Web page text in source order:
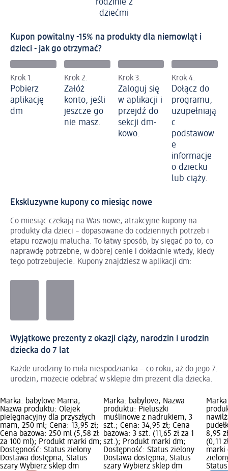
rodzinie z
dziećmi
Kupon powitalny -15% na produkty dla niemowląt i
dzieci - jak go otrzymać?
Krok 1.
Pobierz
aplikację
dm
Krok 2.
Załóż
konto, jeśli
jeszcze go
nie masz.
Krok 3.
Zaloguj się
w aplikacji i
przejdź do
sekcji dm-
kowo.
Krok 4.
Dołącz do
programu,
uzupełniają
c
podstawow
e
informacje
o dziecku
lub ciąży.
Ekskluzywne kupony co miesiąc nowe
Co miesiąc czekają na Was nowe, atrakcyjne kupony na
produkty dla dzieci – dopasowane do codziennych potrzeb i
etapu rozwoju malucha. To łatwy sposób, by sięgać po to, co
naprawdę potrzebne, w dobrej cenie i dokładnie wtedy, kiedy
tego potrzebujecie. Kupony znajdziesz w aplikacji dm:
Wyjątkowe prezenty z okazji ciąży, narodzin i urodzin
dziecka do 7 lat
Każde urodziny to miła niespodzianka – co roku, aż do jego 7.
urodzin, możecie odebrać w sklepie dm prezent dla dziecka.
Marka: babylove Mama;
Nazwa produktu: Olejek
pielęgnacyjny dla przyszłych
mam, 250 ml; Cena: 13,95 zł;
Cena bazowa: 250 ml (5,58 zł
za 100 ml); Produkt marki dm;
Dostępność: Status zielony
Dostawa dostępna, Status
szary Wybierz sklep dm
Marka: babylove; Nazwa
produktu: Pieluszki
muślinowe z nadrukiem, 3
szt.; Cena: 34,95 zł; Cena
bazowa: 3 szt. (11,65 zł za 1
szt.); Produkt marki dm;
Dostępność: Status zielony
Dostawa dostępna, Status
szary Wybierz sklep dm
8,95
(0,11
marki